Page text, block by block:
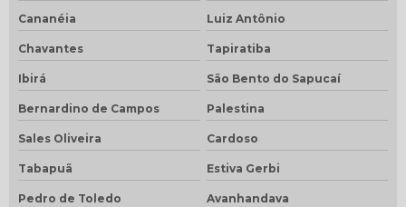
Cananéia Luiz Antônio
Chavantes Tapiratiba
Ibirá São Bento do Sapucaí
Bernardino de Campos Palestina
Sales Oliveira Cardoso
Tabapuã Estiva Gerbi
Pedro de Toledo Avanhandava